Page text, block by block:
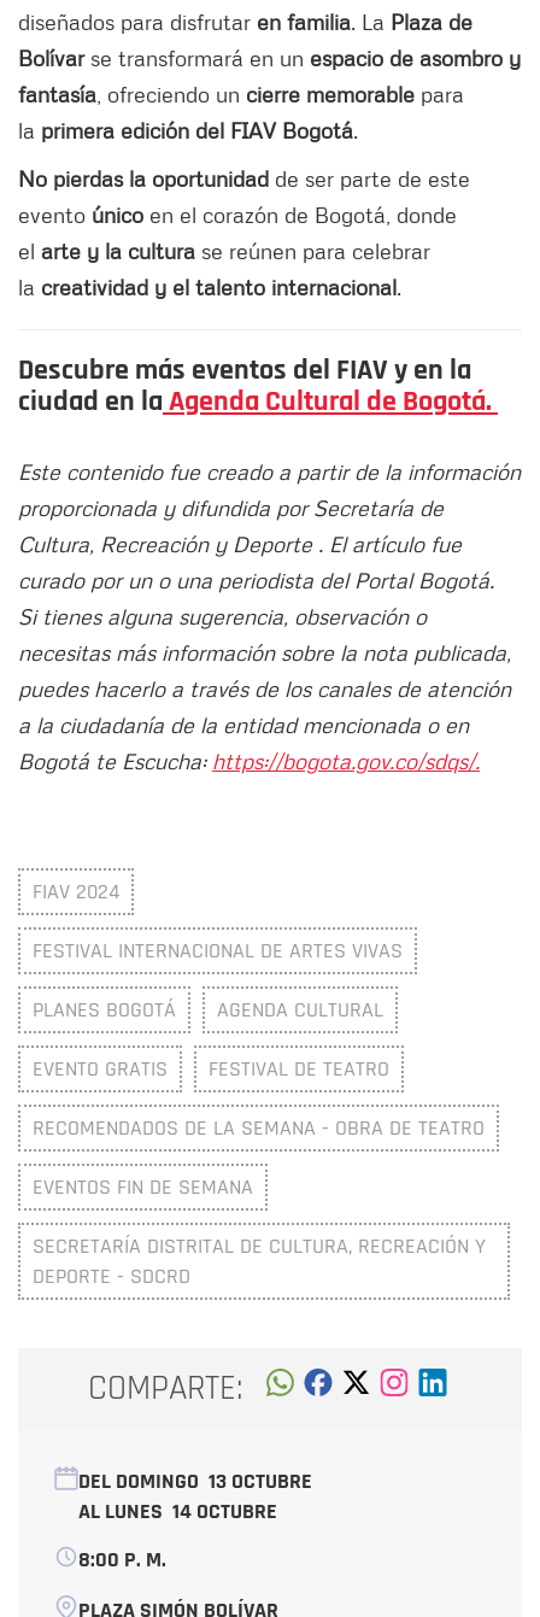
diseñados para disfrutar en familia. La Plaza de
Bolívarse transformará en un espacio de asombro y
fantasía , ofreciendo un cierre memorable para
la primera edición del FIAV Bogotá.
No pierdas la oportunidad de ser parte de este
evento único en el corazón de Bogotá, donde
el arte y la cultura se reúnen para celebrar
la creatividad y el talento internacional.
Descubre más eventos del FIAV y en la
ciudad en la Agenda Cultural de Bogotá.
Este contenido fue creado a partir de la información
proporcionada y difundida por Secretaría de
Cultura, Recreación y Deporte . El artículo fue
curado por un o una periodista del Portal Bogotá.
Si tienes alguna sugerencia, observación o
necesitas más información sobre la nota publicada,
puedes hacerlo a través de los canales de atención
a la ciudadanía de la entidad mencionada o en
Bogotá te Escucha: https://bogota.gov.co/sdqs/.
FIAV 2024
FESTIVAL INTERNACIONAL DE ARTES VIVAS
PLANES BOGOTÁ AGENDA CULTURAL
EVENTO GRATIS FESTIVAL DE TEATRO
RECOMENDADOS DE LA SEMANA - OBRA DE TEATRO
EVENTOS FIN DE SEMANA
SECRETARÍA DISTRITAL DE CULTURA, RECREACIÓN Y
DEPORTE - SDCRD
COMPARTE:
DEL DOMINGO 13 OCTUBRE
AL LUNES 14 OCTUBRE
8:00 P. M.
PLAZA SIMÓN BOLÍVAR